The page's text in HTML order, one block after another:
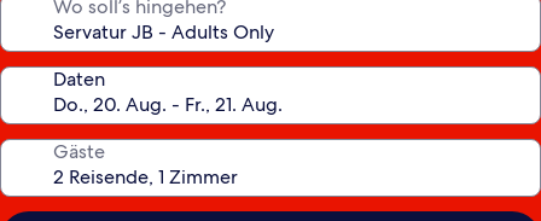
Wo soll’s hingehen?
Daten
Gäste